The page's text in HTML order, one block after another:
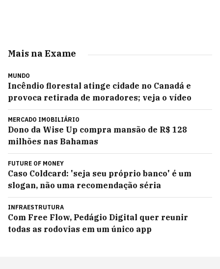
Mais na Exame
MUNDO
Incêndio florestal atinge cidade no Canadá e
provoca retirada de moradores; veja o vídeo
MERCADO IMOBILIÁRIO
Dono da Wise Up compra mansão de R$ 128
milhões nas Bahamas
FUTURE OF MONEY
Caso Coldcard: 'seja seu próprio banco' é um
slogan, não uma recomendação séria
INFRAESTRUTURA
Com Free Flow, Pedágio Digital quer reunir
todas as rodovias em um único app